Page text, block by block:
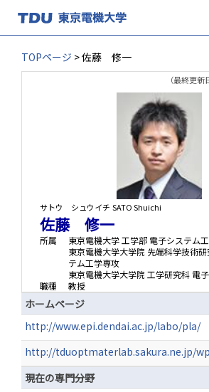
TOPページ > 佐藤 修一
（最終更新
サトウ シュウイチ SATO Shuichi
佐藤 修一
所属
東京電機大学 工学部 電子システム
東京電機大学大学院 先端科学技術
テム工学専攻
東京電機大学大学院 工学研究科 電
職種
教授
ホームページ
http://www.epi.dendai.ac.jp/labo/pla/
http://tduoptmaterlab.sakura.ne.jp/
現在の専門分野